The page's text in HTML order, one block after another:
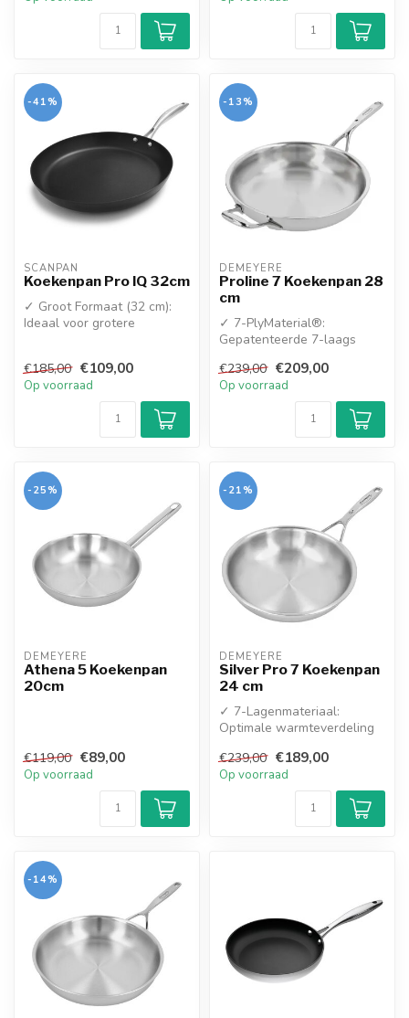
-41%
SCANPAN
Koekenpan Pro IQ 32cm
✓ Groot Formaat (32 cm):
Ideaal voor grotere
€185,00 €109,00
Op voorraad
-13%
DEMEYERE
Proline 7 Koekenpan 28
cm
✓ 7-PlyMaterial®:
Gepatenteerde 7-laags
voor een ong...
€239,00 €209,00
Op voorraad
-25%
DEMEYERE
Athena 5 Koekenpan
20cm
€119,00 €89,00
Op voorraad
-21%
DEMEYERE
Silver Pro 7 Koekenpan
24 cm
✓ 7-Lagenmateriaal:
Optimale warmteverdeling
✓ Tripl...
€239,00 €189,00
Op voorraad
-14%